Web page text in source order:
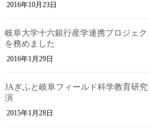
2016年10月23日
岐阜大学十六銀行産学連携プロジェ
を務めました
2016年1月29日
JAぎふと岐阜フィールド科学教育研
演
2015年1月28日